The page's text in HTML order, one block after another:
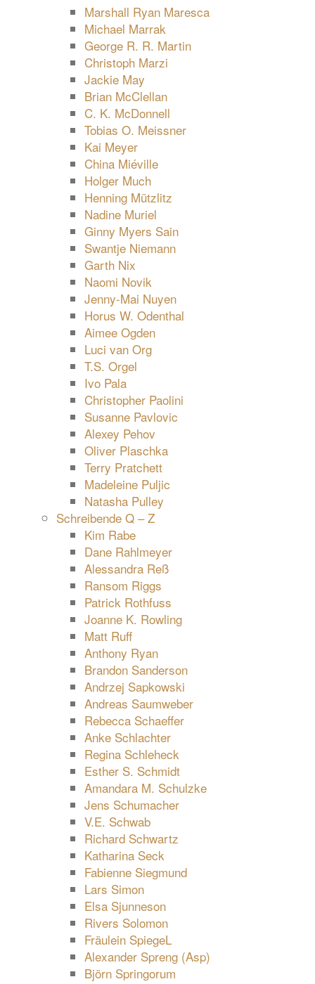
Marshall Ryan Maresca
Michael Marrak
George R. R. Martin
Christoph Marzi
Jackie May
Brian McClellan
C. K. McDonnell
Tobias O. Meissner
Kai Meyer
China Miéville
Holger Much
Henning Mützlitz
Nadine Muriel
Ginny Myers Sain
Swantje Niemann
Garth Nix
Naomi Novik
Jenny-Mai Nuyen
Horus W. Odenthal
Aimee Ogden
Luci van Org
T.S. Orgel
Ivo Pala
Christopher Paolini
Susanne Pavlovic
Alexey Pehov
Oliver Plaschka
Terry Pratchett
Madeleine Puljic
Natasha Pulley
Schreibende Q – Z
Kim Rabe
Dane Rahlmeyer
Alessandra Reß
Ransom Riggs
Patrick Rothfuss
Joanne K. Rowling
Matt Ruff
Anthony Ryan
Brandon Sanderson
Andrzej Sapkowski
Andreas Saumweber
Rebecca Schaeffer
Anke Schlachter
Regina Schleheck
Esther S. Schmidt
Amandara M. Schulzke
Jens Schumacher
V.E. Schwab
Richard Schwartz
Katharina Seck
Fabienne Siegmund
Lars Simon
Elsa Sjunneson
Rivers Solomon
Fräulein SpiegeL
Alexander Spreng (Asp)
Björn Springorum